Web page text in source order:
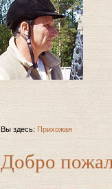
Вы здесь: Прихожая
Добро